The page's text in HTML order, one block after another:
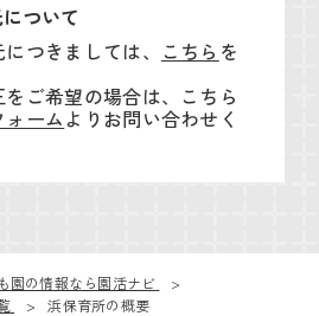
ついて
つきましては、 こちら を
ご希望の場合は、こちら
ームよりお問い合わせく
園の情報なら園活ナビ
浜保育所の概要